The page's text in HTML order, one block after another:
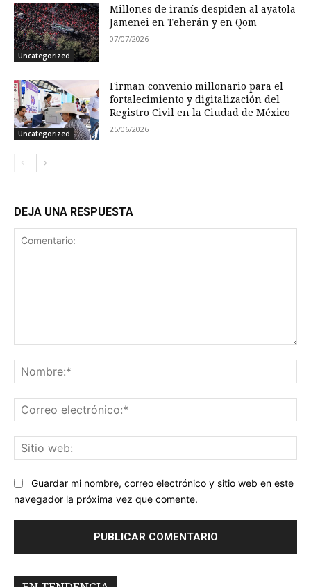
Uncategorized
Millones de iranís despiden al ayatola
Jamenei en Teherán y en Qom
07/07/2026
Uncategorized
Firman convenio millonario para el
fortalecimiento y digitalización del
Registro Civil en la Ciudad de México
25/06/2026
DEJA UNA RESPUESTA
Guardar mi nombre, correo electrónico y sitio web en este
navegador la próxima vez que comente.